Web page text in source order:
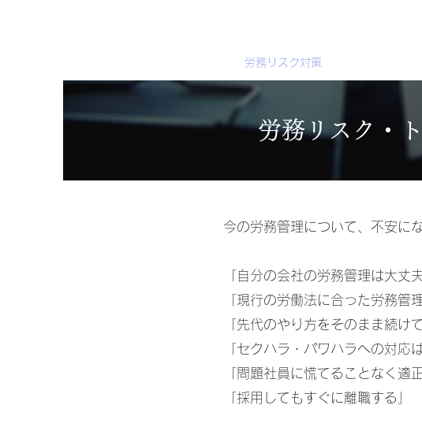
労務リスク対策
今の労務管理について、不安に
「自分の会社の労務管理は大丈
「現行の労働法に合った労務管
「先代のやり方をそのまま続け
「セクハラ・パワハラへの対応
「問題社員に慌てることなく適
「採用してもすぐに離職する」
労務リスク・